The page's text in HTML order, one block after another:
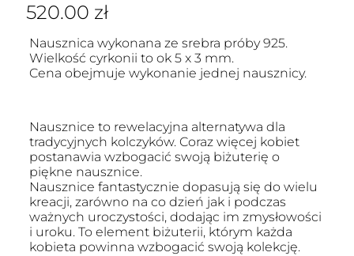
520.00 zł
Nausznica wykonana ze srebra próby 925.
Wielkość cyrkonii to ok 5 x 3 mm.
Cena obejmuje wykonanie jednej nausznicy.
Nausznice to rewelacyjna alternatywa dla
tradycyjnych kolczyków. Coraz więcej kobiet
postanawia wzbogacić swoją biżuterię o
piękne nausznice.
Nausznice fantastycznie dopasują się do wielu
kreacji, zarówno na co dzień jak i podczas
ważnych uroczystości, dodając im zmysłowości
i uroku. To element biżuterii, którym każda
kobieta powinna wzbogacić swoją kolekcję.